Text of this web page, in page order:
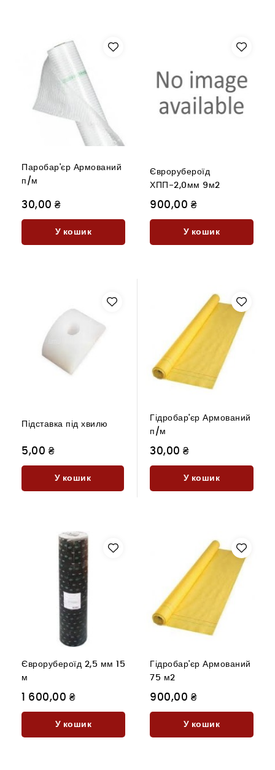
Паробар'єр Армований
п/м
30,00 ₴
У кошик
Єврорубероїд
ХПП-2,0мм 9м2
900,00 ₴
У кошик
Підставка під хвилю
5,00 ₴
У кошик
Гідробар'єр Армований
п/м
30,00 ₴
У кошик
Єврорубероїд 2,5 мм 15
м
1 600,00 ₴
У кошик
Гідробар'єр Армований
75 м2
900,00 ₴
У кошик